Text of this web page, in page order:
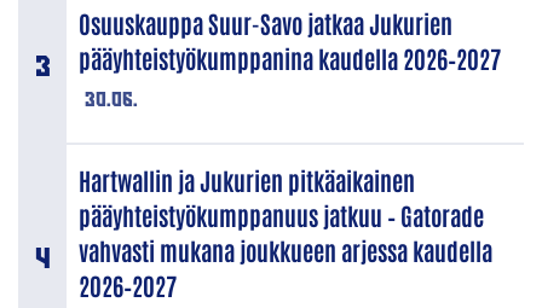
30.06.
Osuuskauppa Suur-Savo jatkaa Jukurien
pääyhteistyökumppanina kaudella 2026–2027
Hartwallin ja Jukurien pitkäaikainen
pääyhteistyökumppanuus jatkuu – Gatorade
vahvasti mukana joukkueen arjessa kaudella
2026–2027